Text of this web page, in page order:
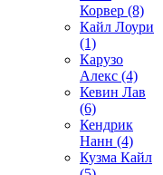
Корвер (8)
Кайл Лоури
(1)
Карузо
Алекс (4)
Кевин Лав
(6)
Кендрик
Нанн (4)
Кузма Кайл